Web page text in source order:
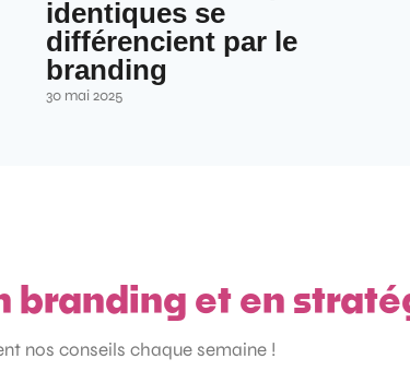
identiques se
différencient par le
branding
30 mai 2025
branding et en
nos conseils chaque semaine !